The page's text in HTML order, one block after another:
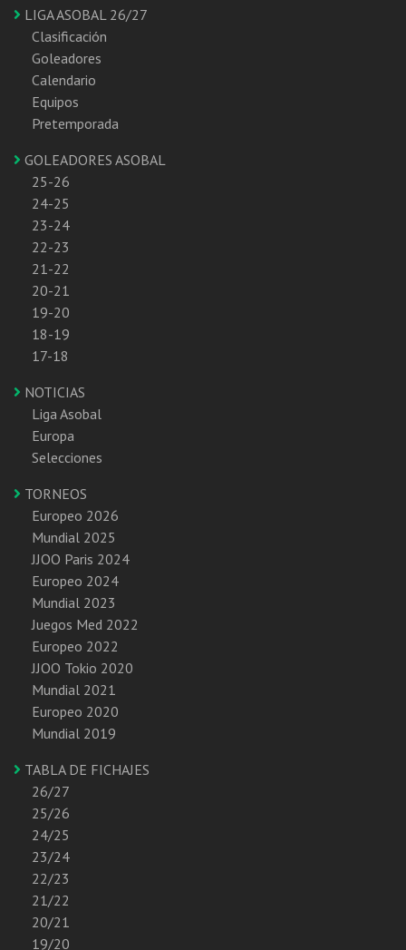
LIGA ASOBAL 26/27
Clasificación
Goleadores
Calendario
Equipos
Pretemporada
GOLEADORES ASOBAL
25-26
24-25
23-24
22-23
21-22
20-21
19-20
18-19
17-18
NOTICIAS
Liga Asobal
Europa
Selecciones
TORNEOS
Europeo 2026
Mundial 2025
JJOO Paris 2024
Europeo 2024
Mundial 2023
Juegos Med 2022
Europeo 2022
JJOO Tokio 2020
Mundial 2021
Europeo 2020
Mundial 2019
TABLA DE FICHAJES
26/27
25/26
24/25
23/24
22/23
21/22
20/21
19/20